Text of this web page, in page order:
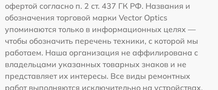
офертой согласно п. 2 ст. 437 ГК РФ. Названия и
обозначения торговой марки Vector Optics
упоминаются только в информационных целях —
чтобы обозначить перечень техники, с которой мы
работаем. Наша организация не аффилирована с
владельцами указанных товарных знаков и не
представляет их интересы. Все виды ремонтных
работ выполняются исключительно на устройствах,